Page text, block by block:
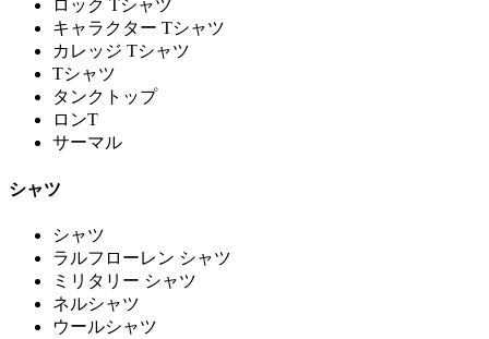
ロック Tシャツ
キャラクター Tシャツ
カレッジ Tシャツ
Tシャツ
タンクトップ
ロンT
サーマル
シャツ
シャツ
ラルフローレン シャツ
ミリタリー シャツ
ネルシャツ
ウールシャツ